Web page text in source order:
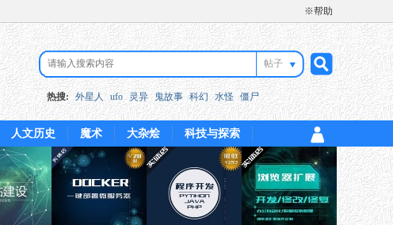
※帮助
帖子
搜
索
热搜: 外星人 ufo 灵异 鬼故事 科幻 水怪 僵尸
人文历史 魔术 大杂烩 科技与探索